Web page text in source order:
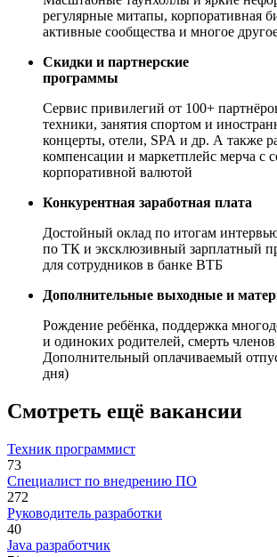
регулярные митапы, корпоративная
активные сообщества и многое
Скидки и партнерские
программы
Сервис привилегий от 100+
техники, занятия спортом и
концерты, отели, SPA и др. А также
компенсации и маркетплейс мерча с
корпоративной валютой
Конкурентная заработная плата
Достойный оклад по итогам
по ТК и эксклюзивный зарплатный
для сотрудников в банке ВТБ
Дополнительные выходные и
Рождение ребёнка, поддержка
и одиноких родителей, смерть
Дополнительный оплачиваемый
дня)
Смотреть ещё вакансии
Техник программист
73
Специалист по внедрению ПО
272
Руководитель разработки
40
Java разработчик